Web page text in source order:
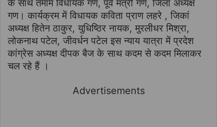
के साथ तमाम विधायक गण, पूर्व मंत्री गण, जिला अध्यक्ष
गण। कार्यक्रम में विधायक कविता प्राण लहरे , जिकां
अध्यक्ष हितेन ठाकुर, युधिष्ठिर नायक, मुरलीधर मिश्रा,
लोकनाथ पटेल, जीवर्धन पटेल इस न्याय यात्रा में प्रदेश
कांग्रेस अध्यक्ष दीपक बैज के साथ कदम से कदम मिलाकर
चल रहे हैं ।
Advertisements